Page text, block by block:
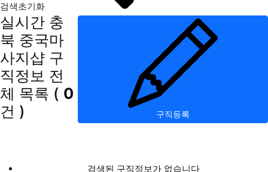
검색초기화
실시간 충
북 중국마
사지샵 구
직정보 전
체 목록 ( 0
건 )
구직등록
검색된 구직정보가 없습니다